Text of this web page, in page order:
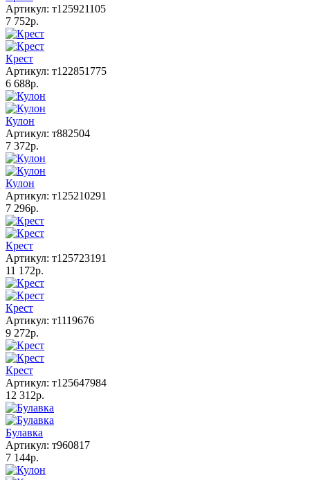
Артикул: т125921105
7 752р.
Крест
Артикул: т122851775
6 688р.
Кулон
Артикул: т882504
7 372р.
Кулон
Артикул: т125210291
7 296р.
Крест
Артикул: т125723191
11 172р.
Крест
Артикул: т1119676
9 272р.
Крест
Артикул: т125647984
12 312р.
Булавка
Артикул: т960817
7 144р.